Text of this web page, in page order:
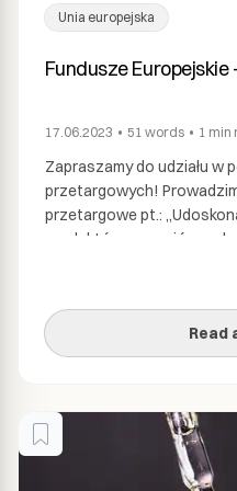
Unia europejska
Fundusze
17.06.2023 • 51 words • 1 min
Zapraszamy do udziału w
przetargowych!
przetargowe pt.:
produktów – napojów na
butelkowanie napojów ze
więcej